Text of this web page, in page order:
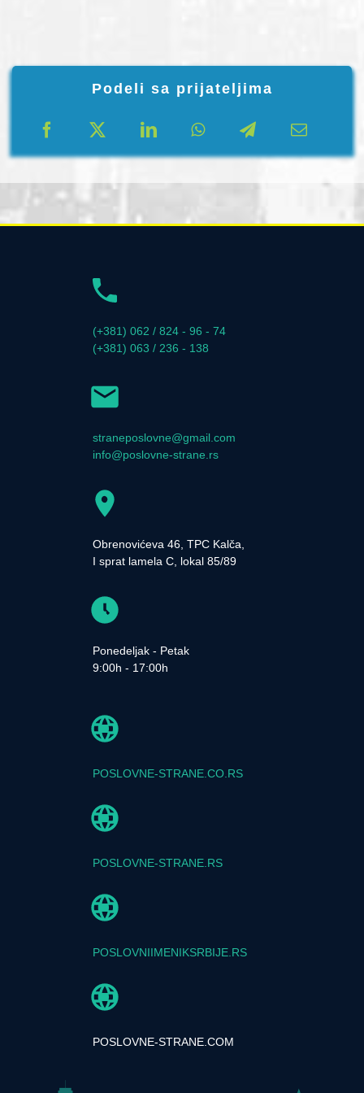
Podeli sa prijateljima
(+381) 062 / 824 - 96 - 74
(+381) 063 / 236 - 138
straneposlovne@gmail.com
info@poslovne-strane.rs
Obrenovićeva 46, TPC Kalča,
I sprat lamela C, lokal 85/89
Ponedeljak - Petak
9:00h - 17:00h
POSLOVNE-STRANE.CO.RS
POSLOVNE-STRANE.RS
POSLOVNIIMENIKSRBIJE.RS
POSLOVNE-STRANE.COM